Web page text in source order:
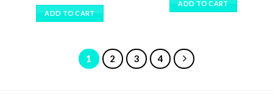
ADD TO CART
ADD TO CART
1 2 3 4